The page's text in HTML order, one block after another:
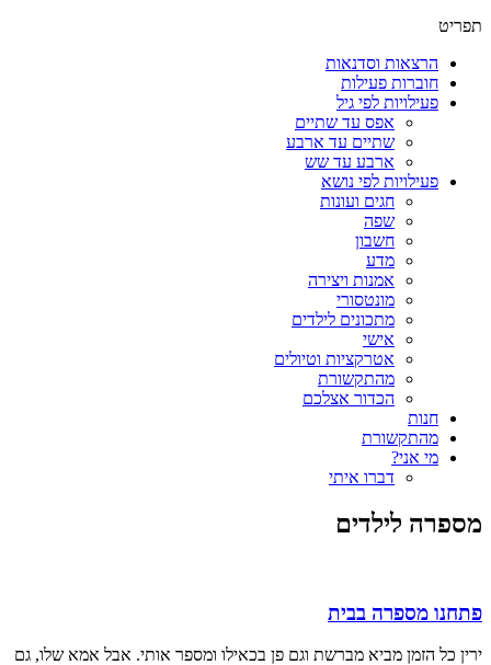
תפריט
הרצאות וסדנאות
חוברות פעילות
פעילויות לפי גיל
אפס עד שתיים
שתיים עד ארבע
ארבע עד שש
פעילויות לפי נושא
חגים ועונות
שפה
חשבון
מדע
אמנות ויצירה
מונטסורי
מתכונים לילדים
אישי
אטרקציות וטיולים
מהתקשורת
הכדור אצלכם
חנות
מהתקשורת
מי אני?
דברו איתי
מספרה לילדים
פתחנו מספרה בבית
ירין כל הזמן מביא מברשת וגם פן בכאילו ומספר אותי. אבל אמא שלו, גם